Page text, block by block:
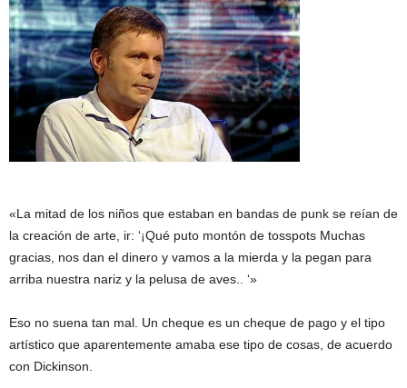
«La mitad de los niños que estaban en bandas de punk se reían de
la creación de arte, ir: ‘¡Qué puto montón de tosspots Muchas
gracias, nos dan el dinero y vamos a la mierda y la pegan para
arriba nuestra nariz y la pelusa de aves.. ‘»
Eso no suena tan mal. Un cheque es un cheque de pago y el tipo
artístico que aparentemente amaba ese tipo de cosas, de acuerdo
con Dickinson.